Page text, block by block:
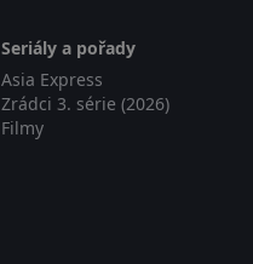
Seriály a pořady
Asia Express
Zrádci 3. série (2026)
Filmy